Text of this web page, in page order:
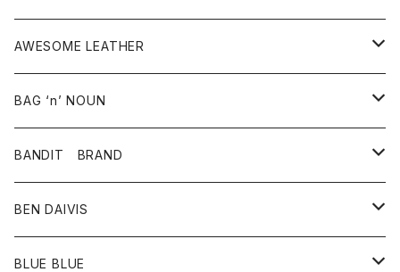
アクセサリー
その他雑貨
シャツ
ボトム
スカート
パンツ
グッズ
靴
バッグ
靴
シャツ
AWESOME LEATHER
アウター
革ジャケット
BAG ‘n’ NOUN
アクセサリー
バッグ
ポーチ
BANDIT BRAND
トップス
Ｔシャツ
BEN DAIVIS
ポトム
BLUE BLUE